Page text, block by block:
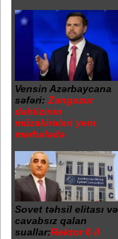
Vensin Azərbaycana
səfəri: Zəngəzur
dəhlizinin
müzakirələri yeni
mərhələdə
Sovet təhsil elitası və
cavabsız qalan
suallar:Rektor 6 il